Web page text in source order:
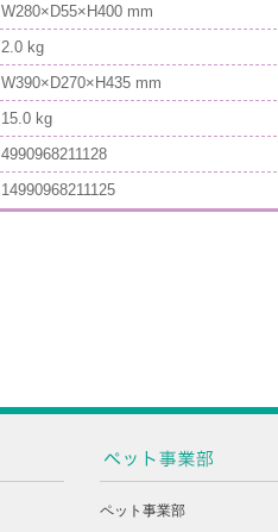
W280×D55×H400 mm
2.0 kg
W390×D270×H435 mm
15.0 kg
4990968211128
14990968211125
ペット事業部